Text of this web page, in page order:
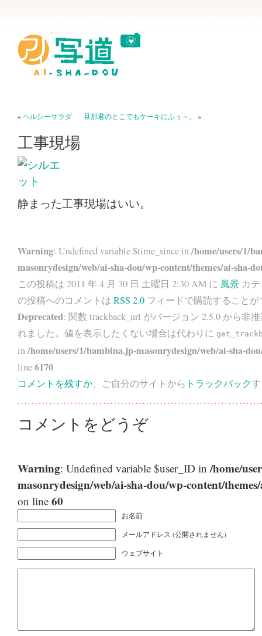
«ヘルシーサラダ 旦那君のとこでもケーキにふぅ～。 »
工事現場
静まった工事現場はいい。
Warning: Undefined variable $time_since in/home/users/1/
masonrydesign/web/ai-sha-dou/wp-content/themes/ai-sha-
この投稿は 2011 年 4 月 30 日 土曜日 2:30 AM に 風景 カ
の投稿へのコメントは RSS 2.0 フィードで購読すること
Deprecated: 関数 trackback_url がバージョン 2.5.0 から非
れました。値を表示したくない場合は代わりに
in/home/users/1/bambina.jp-masonrydesign/web/ai-sha-
line6170
コメントを残すか、ご自分のサイトから トラックバック
コメントをどうぞ
Warning: Undefined variable $user_ID in/home/
masonrydesign/web/ai-sha-dou/wp-content/
on line 60
お名前
メールアドレス (公開されません)
ウェブサイト